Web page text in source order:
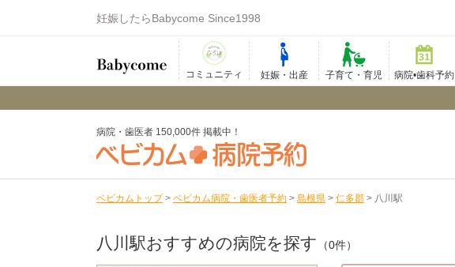
妊娠したらBabycome Since1998
コミュニティ 妊娠・出産 子育て・育児 病院•歯科予約
病院・歯医者 150,000件 掲載中！
ベビカムトップ > ベビカム病院・歯医者予約 > 島根県 > 仁多郡 > 八川駅
八川駅おすすめの病院を探す （0件）